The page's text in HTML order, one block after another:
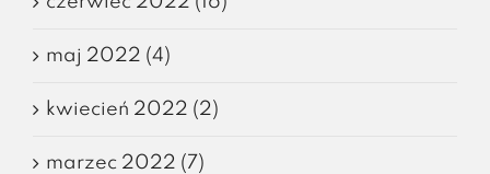
maj 2022 (4)
kwiecień 2022 (2)
marzec 2022 (7)